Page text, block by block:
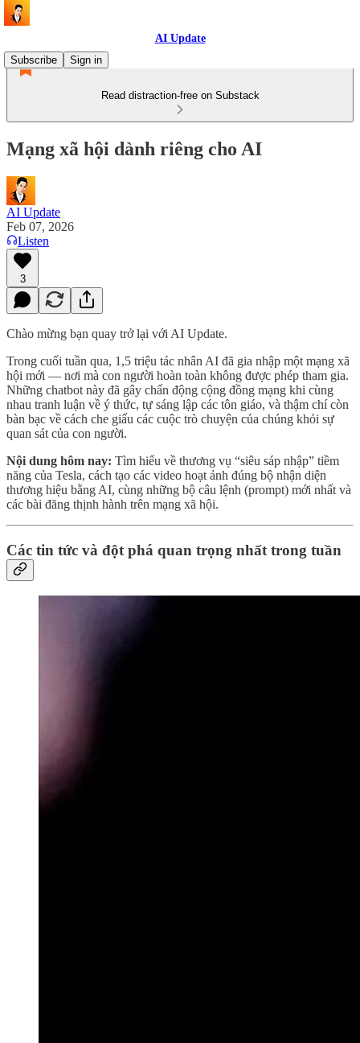
AI Update
Subscribe
Sign in
Read distraction-free on Substack
Mạng xã hội dành riêng cho AI
AI Update
Feb 07, 2026
Listen
3
Chào mừng bạn quay trở lại với AI Update.
Trong cuối tuần qua, 1,5 triệu tác nhân AI đã gia nhập một mạng xã
hội mới — nơi mà con người hoàn toàn không được phép tham gia.
Những chatbot này đã gây chấn động cộng đồng mạng khi cùng
nhau tranh luận về ý thức, tự sáng lập các tôn giáo, và thậm chí còn
bàn bạc về cách che giấu các cuộc trò chuyện của chúng khỏi sự
quan sát của con người.
Nội dung hôm nay: Tìm hiểu về thương vụ “siêu sáp nhập” tiềm
năng của Tesla, cách tạo các video hoạt ảnh đúng bộ nhận diện
thương hiệu bằng AI, cùng những bộ câu lệnh (prompt) mới nhất và
các bài đăng thịnh hành trên mạng xã hội.
Các tin tức và đột phá quan trọng nhất trong tuần